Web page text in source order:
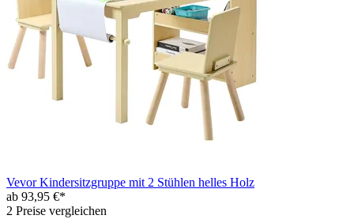
Vevor Kindersitzgruppe mit 2 Stühlen helles Holz
ab 93,95 €*
2 Preise vergleichen